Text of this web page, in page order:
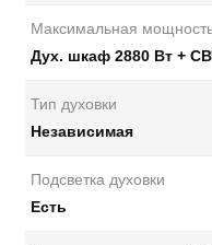
Максимальная
Дух. шкаф 2880 Вт +
Тип духовки
Независимая
Подсветка духовки
Есть